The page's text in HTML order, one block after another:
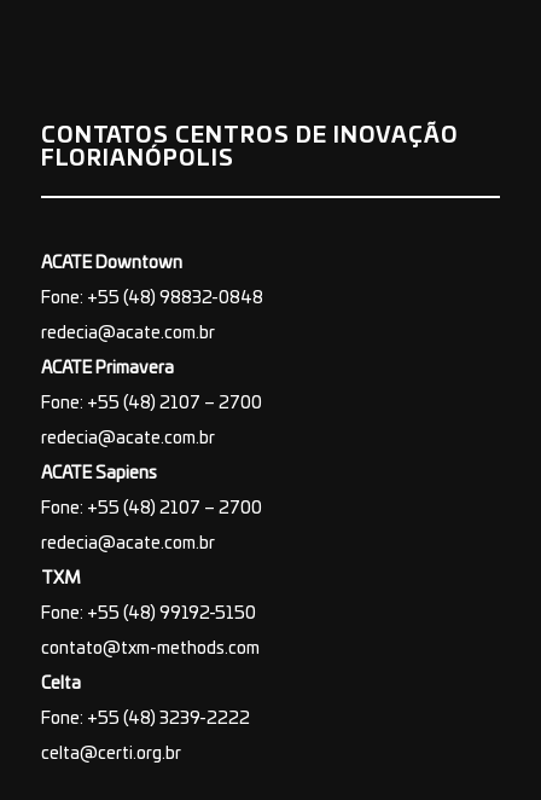
CONTATOS CENTROS DE INOVAÇÃO
FLORIANÓPOLIS
ACATE Downtown
Fone: +55 (48) 98832-0848
redecia@acate.com.br
ACATE Primavera
Fone: +55 (48) 2107 – 2700
redecia@acate.com.br
ACATE Sapiens
Fone: +55 (48) 2107 – 2700
redecia@acate.com.br
TXM
Fone: +55 (48) 99192-5150
contato@txm-methods.com
Celta
Fone: +55 (48) 3239-2222
celta@certi.org.br